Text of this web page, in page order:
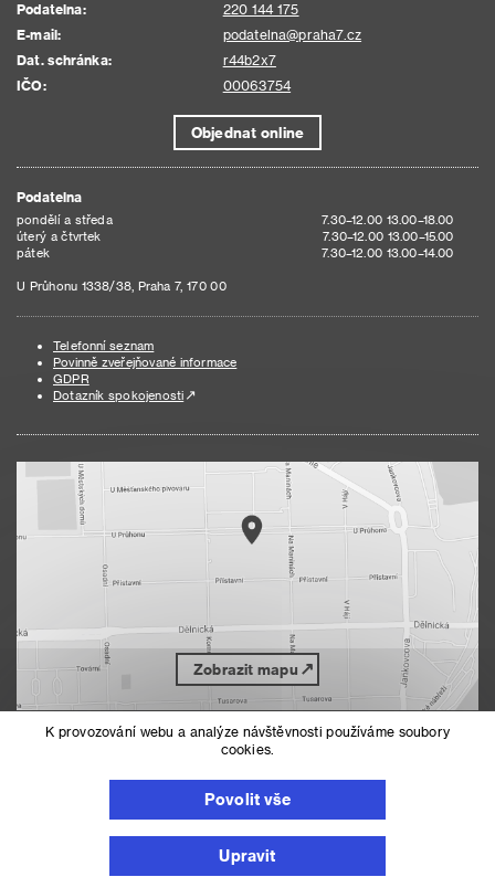
Podatelna:
220 144 175
E-mail:
podatelna@praha7.cz
Dat. schránka:
r44b2x7
IČO:
00063754
Objednat online
Podatelna
pondělí a středa
7.30–12.00 13.00–18.00
úterý a čtvrtek
7.30–12.00 13.00–15.00
pátek
7.30–12.00 13.00–14.00
U Průhonu 1338/38, Praha 7, 170 00
Telefonní seznam
Povinně zveřejňované informace
GDPR
Dotazník spokojenosti
Zobrazit mapu
Nastavení cookies
© 2026 Městská část Praha 7
K provozování webu a analýze návštěvnosti používáme soubory
cookies.
Povolit vše
Upravit